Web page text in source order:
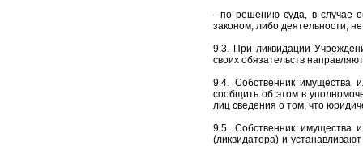
- по решению суда, в случае
законом, либо деятельности,
9.3. При ликвидации
своих обязательств
9.4. Собственник имущества
сообщить об этом в
лиц сведения о том, что
9.5. Собственник имущества
(ликвидатора) и